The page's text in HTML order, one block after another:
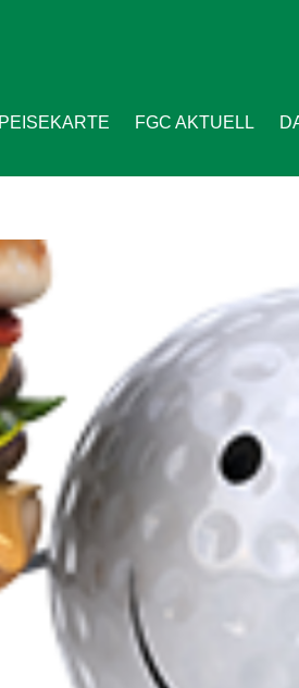
FGC AKTUELL